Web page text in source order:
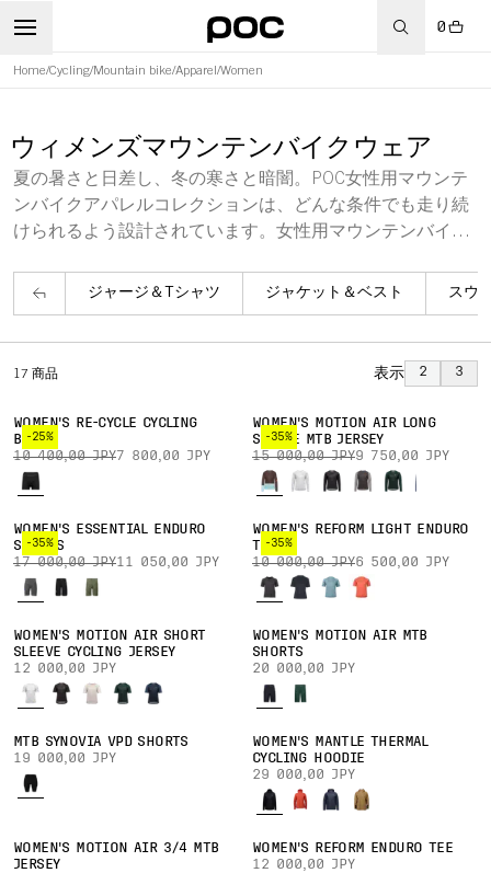
0
Home/Cycling/Mountain bike/Apparel /Women
ウィメンズマウンテンバイクウェア
夏の暑さと日差し、冬の寒さと暗闇。POC女性用マウンテ
ンバイクアパレルコレクションは、どんな条件でも走り続
けられるよう設計されています。女性用マウンテンバイク
ョーツ、グローブ、ソックスをご覧ください。
ジャージ＆Tシャツ ジャケット＆ベスト スウ
17 商品 表示 2 3
-25%
WOMEN'S RE-CYCLE CYCLING
BOXER
10 400,00 JPY7 800,00 JPY
-35%
WOMEN'S MOTION AIR LONG
SLEEVE MTB JERSEY
15 000,00 JPY9 750,00 JPY
-35%
WOMEN'S ESSENTIAL ENDURO
SHORTS
17 000,00 JPY11 050,00 JPY
-35%
WOMEN'S REFORM LIGHT ENDURO
TEE
10 000,00 JPY6 500,00 JPY
WOMEN'S MOTION AIR SHORT
SLEEVE CYCLING JERSEY
12 000,00 JPY
WOMEN'S MOTION AIR MTB
SHORTS
20 000,00 JPY
MTB SYNOVIA VPD SHORTS
19 000,00 JPY
WOMEN'S MANTLE THERMAL
CYCLING HOODIE
29 000,00 JPY
WOMEN'S MOTION AIR 3/4 MTB
JERSEY
WOMEN'S REFORM ENDURO TEE
12 000,00 JPY